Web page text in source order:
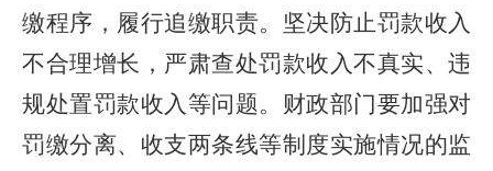
缴程序，履行追缴职责。坚决防止罚款收入
不合理增长，严肃查处罚款收入不真实、违
规处置罚款收入等问题。财政部门要加强对
罚缴分离、收支两条线等制度实施情况的监